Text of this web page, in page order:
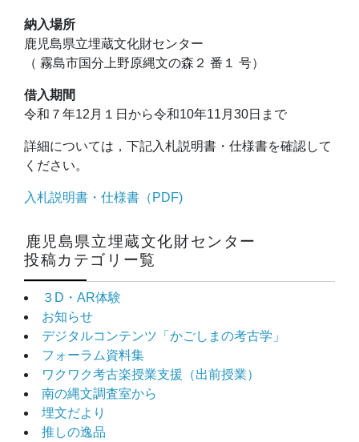
鹿児島県立埋蔵文化財センター
投稿カテゴリー覧
３D・AR体験
お知らせ
デジタルコンテンツ「かごしまの考古学」
フォーラム資料集
ワクワク考古楽授業支援（出前授業）
南の縄文調査室から
埋文だより
推しの逸品
納入場所
鹿児島県立埋蔵文化財センター
（ 霧島市国分上野原縄文の森２ 番１ 号）
借入期間
令和７年12月１日から令和10年11月30日まで
詳細については，下記入札説明書・仕様書を確認して
ください。
入札説明書・仕様書（PDF)